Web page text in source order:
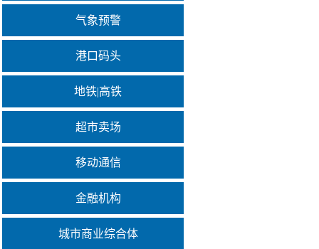
气象预警
港口码头
地铁|高铁
超市卖场
移动通信
金融机构
城市商业综合体